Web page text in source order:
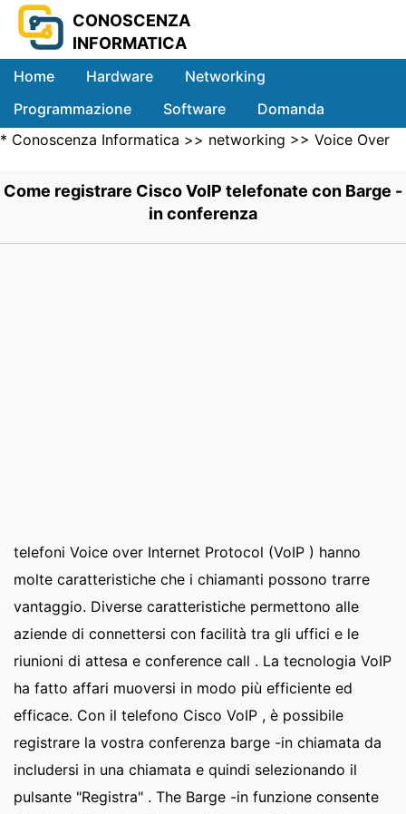
CONOSCENZA
INFORMATICA
Home Hardware
Networking
Programmazione
Software
Domanda
Sistemi
* Conoscenza Informatica >> networking >> Voice Over
Come registrare Cisco VoIP telefonate con Barge -
in conferenza
telefoni Voice over Internet Protocol (VoIP ) hanno
molte caratteristiche che i chiamanti possono trarre
vantaggio. Diverse caratteristiche permettono alle
aziende di connettersi con facilità tra gli uffici e le
riunioni di attesa e conference call . La tecnologia VoIP
ha fatto affari muoversi in modo più efficiente ed
efficace. Con il telefono Cisco VoIP , è possibile
registrare la vostra conferenza barge -in chiamata da
includersi in una chiamata e quindi selezionando il
pulsante "Registra" . The Barge -in funzione consente